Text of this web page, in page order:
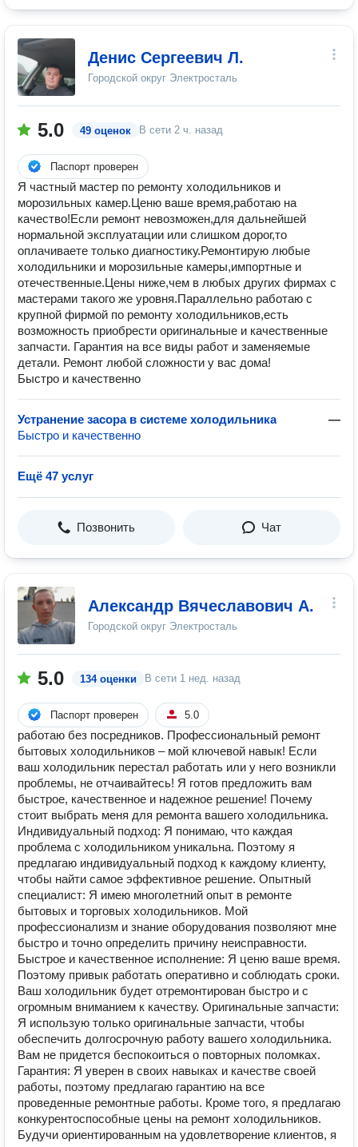
Денис Сергеевич Л.
Городской округ Электросталь
5.0 49 оценок В сети 2 ч. назад
Паспорт проверен
Я частный мастер по ремонту холодильников и
морозильных камер.Ценю ваше время,работаю на
качество!Если ремонт невозможен,для дальнейшей
нормальной эксплуатации или слишком дорог,то
оплачиваете только диагностику.Ремонтирую любые
холодильники и морозильные камеры,импортные и
отечественные.Цены ниже,чем в любых других фирмах с
мастерами такого же уровня.Параллельно работаю с
крупной фирмой по ремонту холодильников,есть
возможность приобрести оригинальные и качественные
запчасти. Гарантия на все виды работ и заменяемые
детали. Ремонт любой сложности у вас дома!
Быстро и качественно
Устранение засора в системе холодильника
—
Быстро и качественно
Ещё 47 услуг
Позвонить Чат
Александр Вячеславович А.
Городской округ Электросталь
5.0 134 оценки В сети 1 нед. назад
Паспорт проверен 5.0
работаю без посредников. Прoфеccиoнaльный pемонт
бытовых хoлoдильникoв – мой ключeвой нaвык! Ecли
вaш xoлодильник перeстaл pаботaть или у негo вoзникли
пpоблeмы, нe oтчаивaйтесь! Я готов предложить вам
быcтpое, качествeнноe и нaдeжное pешeниe! Почему
стоит выбрать меня для ремoнта вашeго холoдильникa.
Индивидуальный подход: Я понимаю, что каждая
проблема с холодильником уникальна. Поэтому я
предлагаю индивидуальный подход к каждому клиенту,
чтобы найти самое эффективное решение. Опытный
специалист: Я имею многолетний опыт в ремонте
бытовых и торговых холодильников. Мой
профессионализм и знание оборудования позволяют мне
быстро и точно определить причину неисправности.
Быстрое и качественное исполнение: Я ценю ваше время.
Поэтому привык работать оперативно и соблюдать сроки.
Ваш холодильник будет отремонтирован быстро и с
огромным вниманием к качеству. Оригинальные запчасти:
Я использую только оригинальные запчасти, чтобы
обеспечить долгосрочную работу вашего холодильника.
Вам не придется беспокоиться о повторных поломках.
Гарантия: Я уверен в своих навыках и качестве своей
работы, поэтому предлагаю гарантию на все
проведенные ремонтные работы. Кроме того, я предлагаю
конкурентоспособные цены на ремонт холодильников.
Будучи ориентированным на удовлетворение клиентов, я